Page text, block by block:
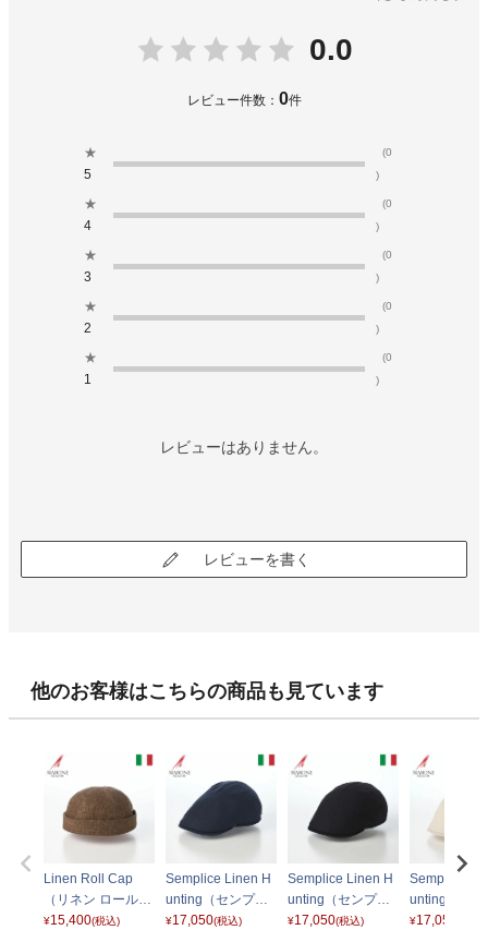
0.0
レビュー件数： 0件
★
5
(0
)
★
4
(0
)
★
3
(0
)
★
2
(0
)
★
1
(0
)
レビューはありません。
レビューを書く
他のお客様はこちらの商品も見ています
Linen Roll Cap
（リネン ロールキ
ャップ） CT82524
¥15,400(税込)
Semplice Linen H
unting（センプリ
チェ リネン ハンチ
¥17,050(税込)
Semplice Linen H
unting（センプリ
チェ リネン ハンチ
¥17,050(税込)
Semplice
unting（セ
チェ リネン
¥17,050